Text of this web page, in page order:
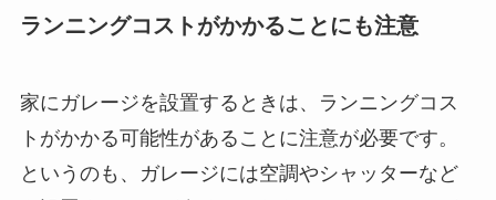
ランニングコストがかかることにも注意
家にガレージを設置するときは、ランニングコス
トがかかる可能性があることに注意が必要です。
というのも、ガレージには空調やシャッターなど